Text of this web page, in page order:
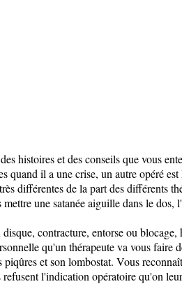
histoires et des conseils que vous
il a une crise, un autre opéré est
différentes de la part des différents
une satanée aiguille dans le
contracture, entorse ou
qu'un thérapeute va vous
et son lombostat. Vous
l'indication opératoire qu'on